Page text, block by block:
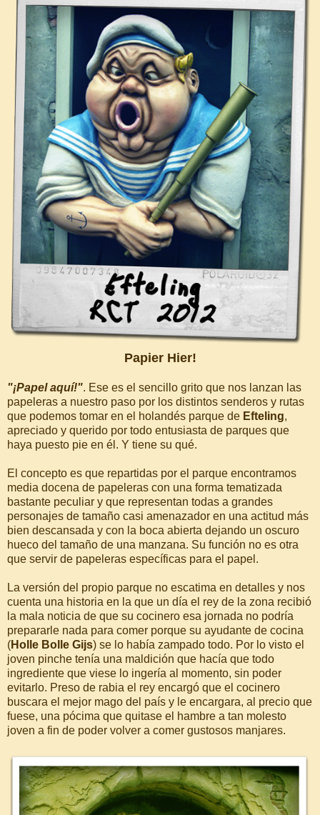
Papier Hier!
"¡Papel aquí!". Ese es el sencillo grito que nos lanzan las
papeleras a nuestro paso por los distintos senderos y rutas
que podemos tomar en el holandés parque de Efteling,
apreciado y querido por todo entusiasta de parques que
haya puesto pie en él. Y tiene su qué.
El concepto es que repartidas por el parque encontramos
media docena de papeleras con una forma tematizada
bastante peculiar y que representan todas a grandes
personajes de tamaño casi amenazador en una actitud más
bien descansada y con la boca abierta dejando un oscuro
hueco del tamaño de una manzana. Su función no es otra
que servir de papeleras específicas para el papel.
La versión del propio parque no escatima en detalles y nos
cuenta una historia en la que un día el rey de la zona recibió
la mala noticia de que su cocinero esa jornada no podría
prepararle nada para comer porque su ayudante de cocina
(Holle Bolle Gijs) se lo había zampado todo. Por lo visto el
joven pinche tenía una maldición que hacía que todo
ingrediente que viese lo ingería al momento, sin poder
evitarlo. Preso de rabia el rey encargó que el cocinero
buscara el mejor mago del país y le encargara, al precio que
fuese, una pócima que quitase el hambre a tan molesto
joven a fin de poder volver a comer gustosos manjares.